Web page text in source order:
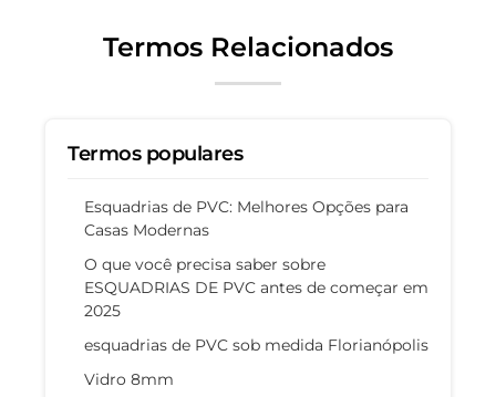
Termos Relacionados
Termos populares
Esquadrias de PVC: Melhores Opções para
Casas Modernas
O que você precisa saber sobre
ESQUADRIAS DE PVC antes de começar em
2025
esquadrias de PVC sob medida Florianópolis
Vidro 8mm